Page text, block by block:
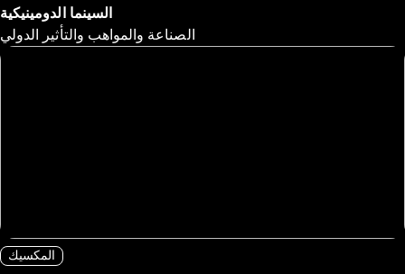
السينما الدومينيكية
الصناعة والمواهب والتأثير الدولي
المكسيك